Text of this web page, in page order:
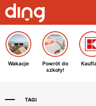
Wakacje
Powrót do
szkoły!
TAGI